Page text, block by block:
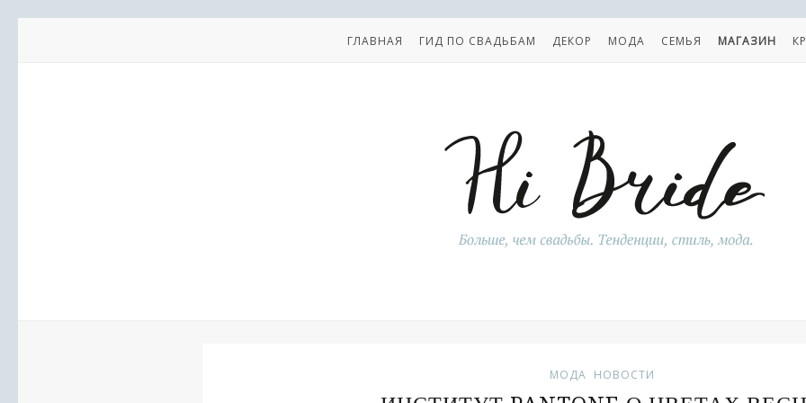
ГЛАВНАЯ ГИД ПО СВАДЬБАМ ДЕКОР МОДА СЕМЬЯ МАГАЗИН
МОДА НОВОСТИ